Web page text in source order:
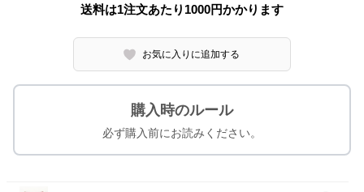
送料は1注文あたり 1000円かかります
お気に入りに追加する
購入時のルール
必ず購入前にお読みください。